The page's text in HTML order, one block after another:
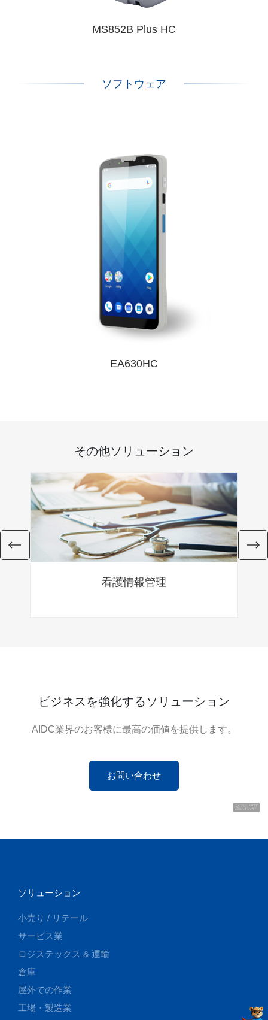
こんにちは、UUです
お話ししましょう！
MS852B Plus HC
ソフトウェア
EA630HC
その他ソリューション
看護情報管理
ビジネスを強化するソリューション
AIDC業界のお客様に最高の価値を提供します。
お問い合わせ
ソリューション
小売り / リテール
サービス業
ロジステックス & 運輸
倉庫
屋外での作業
工場・製造業